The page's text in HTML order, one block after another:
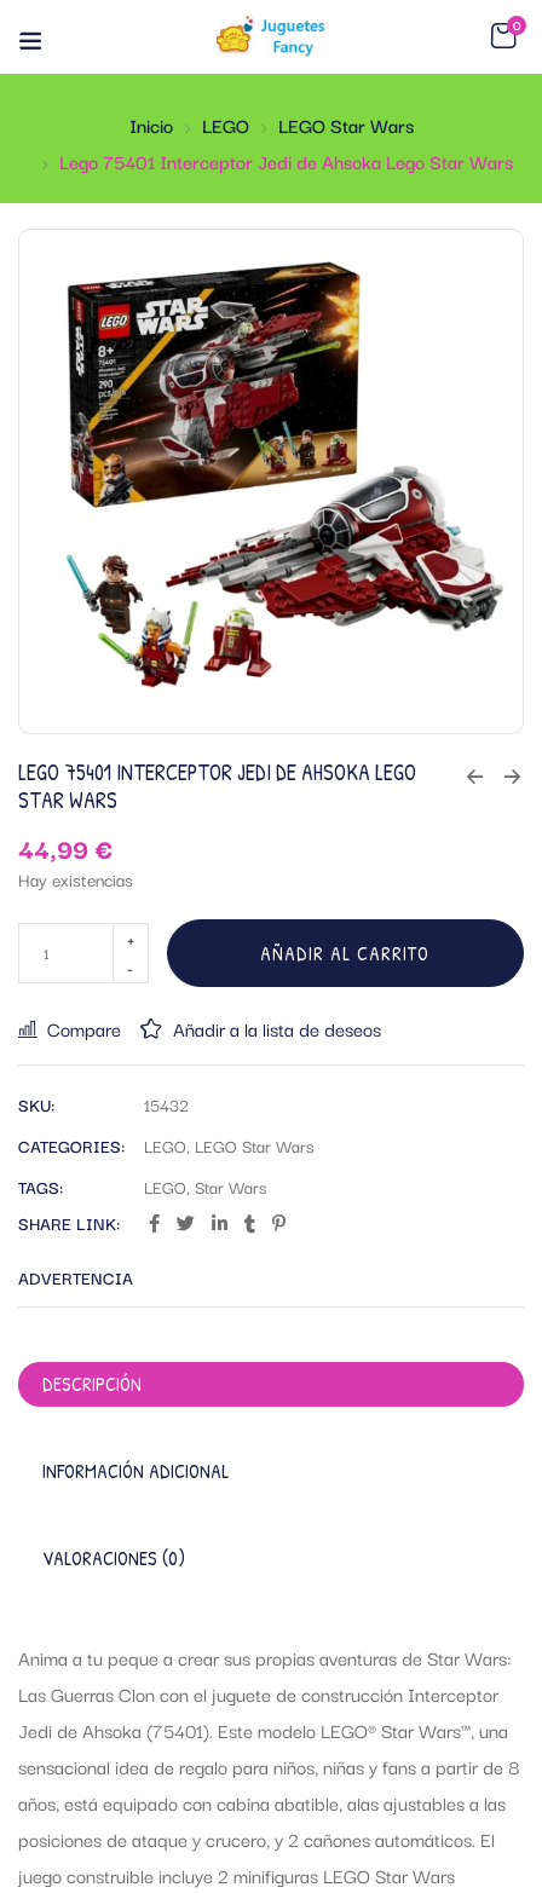
0
Inicio LEGO
LEGO Star Wars
Lego 75401 Interceptor Jedi de Ahsoka Lego Star Wars
LEGO 75401 INTERCEPTOR JEDI DE AHSOKA LEGO
STAR WARS
44,99€
Hay existencias
AÑADIR AL CARRITO
Compare Añadir a la lista de deseos
SKU:
15432
CATEGORIES:
LEGO, LEGO Star Wars
TAGS:
LEGO, Star Wars
SHARE LINK:
ADVERTENCIA
DESCRIPCIÓN
INFORMACIÓN ADICIONAL
VALORACIONES (0)
Anima a tu peque a crear sus propias aventuras de Star Wars:
Las Guerras Clon con el juguete de construcción Interceptor
Jedi de Ahsoka (75401). Este modelo LEGO® Star Wars™, una
sensacional idea de regalo para niños, niñas y fans a partir de 8
años, está equipado con cabina abatible, alas ajustables a las
posiciones de ataque y crucero, y 2 cañones automáticos. El
juego construible incluye 2 minifiguras LEGO Star Wars